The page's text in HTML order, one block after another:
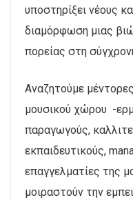
υποστηρίξει νέους
διαμόρφωση μιας
πορείας στη
Αναζητούμε
μουσικού χώρου -
παραγωγούς,
εκπαιδευτικούς,
επαγγελματίες της
μοιραστούν την